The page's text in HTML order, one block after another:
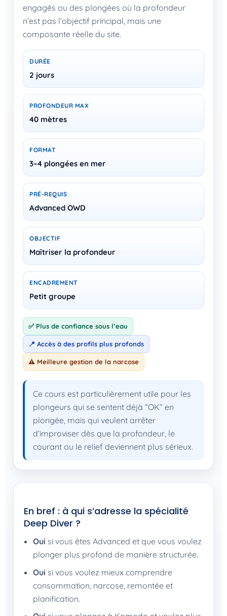
engagés ou des plongées où la profondeur
n’est pas l’objectif principal, mais une
composante réelle du site.
DURÉE
2 jours
PROFONDEUR MAX
40 mètres
FORMAT
3–4 plongées en mer
PRÉ-REQUIS
Advanced OWD
OBJECTIF
Maîtriser la profondeur
ENCADREMENT
Petit groupe
✅ Plus de confiance sous l’eau
📍 Accès à des profils plus profonds
⚠️ Meilleure gestion de la narcose
Ce cours est particulièrement utile pour les
plongeurs qui se sentent déjà “OK” en
plongée, mais qui veulent arrêter
d’improviser dès que la profondeur, le
courant ou le relief deviennent plus sérieux.
En bref : à qui s’adresse la spécialité
Deep Diver ?
Oui si vous êtes Advanced et que vous voulez
plonger plus profond de manière structurée.
Oui si vous voulez mieux comprendre
consommation, narcose, remontée et
planification.